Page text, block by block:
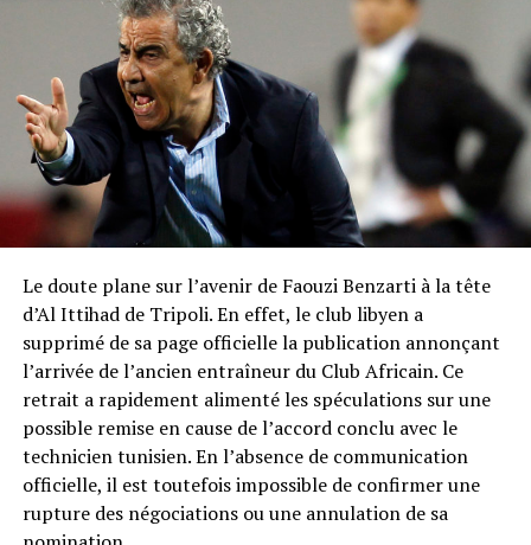
Le doute plane sur l’avenir de Faouzi Benzarti à la tête
d’Al Ittihad de Tripoli. En effet, le club libyen a
supprimé de sa page officielle la publication annonçant
l’arrivée de l’ancien entraîneur du Club Africain. Ce
retrait a rapidement alimenté les spéculations sur une
possible remise en cause de l’accord conclu avec le
technicien tunisien. En l’absence de communication
officielle, il est toutefois impossible de confirmer une
rupture des négociations ou une annulation de sa